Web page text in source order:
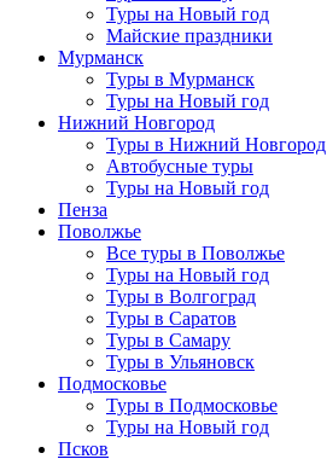
Туры на Новый год
Майские праздники
Мурманск
Туры в Мурманск
Туры на Новый год
Нижний Новгород
Туры в Нижний Новгород
Автобусные туры
Туры на Новый год
Пенза
Поволжье
Все туры в Поволжье
Туры на Новый год
Туры в Волгоград
Туры в Саратов
Туры в Самару
Туры в Ульяновск
Подмосковье
Туры в Подмосковье
Туры на Новый год
Псков